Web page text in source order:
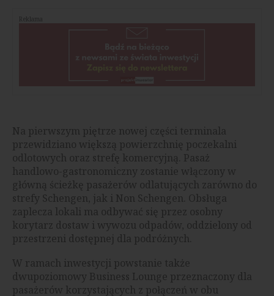
Reklama
Na pierwszym piętrze nowej części terminala
przewidziano większą powierzchnię poczekalni
odlotowych oraz strefę komercyjną. Pasaż
handlowo-gastronomiczny zostanie włączony w
główną ścieżkę pasażerów odlatujących zarówno do
strefy Schengen, jak i Non Schengen. Obsługa
zaplecza lokali ma odbywać się przez osobny
korytarz dostaw i wywozu odpadów, oddzielony od
przestrzeni dostępnej dla podróżnych.
W ramach inwestycji powstanie także
dwupoziomowy Business Lounge przeznaczony dla
pasażerów korzystających z połączeń w obu